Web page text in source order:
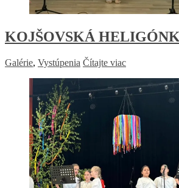
KOJŠOVSKÁ
Galérie, Vystúpenia Čítajte viac